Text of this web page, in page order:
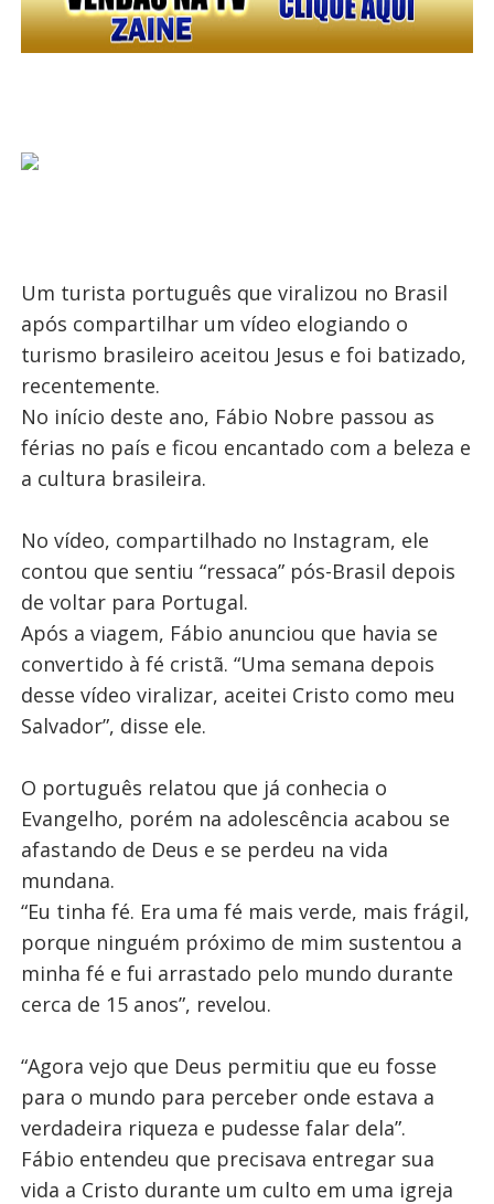
Um turista português que viralizou no Brasil
após compartilhar um vídeo elogiando o
turismo brasileiro aceitou Jesus e foi batizado,
recentemente.
No início deste ano, Fábio Nobre passou as
férias no país e ficou encantado com a beleza e
a cultura brasileira.
No vídeo, compartilhado no Instagram, ele
contou que sentiu “ressaca” pós-Brasil depois
de voltar para Portugal.
Após a viagem, Fábio anunciou que havia se
convertido à fé cristã. “Uma semana depois
desse vídeo viralizar, aceitei Cristo como meu
Salvador”, disse ele.
O português relatou que já conhecia o
Evangelho, porém na adolescência acabou se
afastando de Deus e se perdeu na vida
mundana.
“Eu tinha fé. Era uma fé mais verde, mais frágil,
porque ninguém próximo de mim sustentou a
minha fé e fui arrastado pelo mundo durante
cerca de 15 anos”, revelou.
“Agora vejo que Deus permitiu que eu fosse
para o mundo para perceber onde estava a
verdadeira riqueza e pudesse falar dela”.
Fábio entendeu que precisava entregar sua
vida a Cristo durante um culto em uma igreja